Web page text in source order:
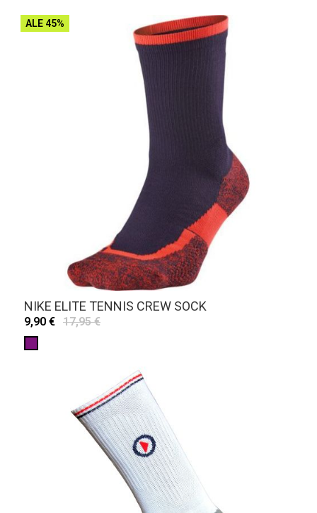
ALE 45%
NIKE ELITE TENNIS CREW SOCK
9,90 € 17,95 €